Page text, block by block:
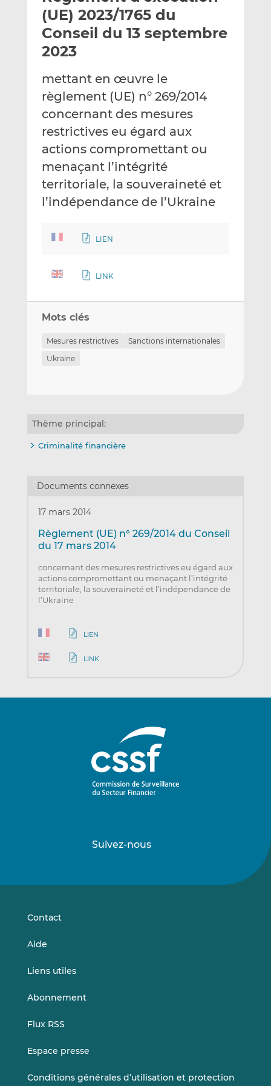
e
p
e
m
i
l
g
e
r
r
L
n
k
e
d
n
g
e
r
r
F
c
e
b
o
o
k
(UE) 2023/1765 du
Conseil du 13 septembre
2023
mettant en œuvre le
règlement (UE) n° 269/2014
concernant des mesures
restrictives eu égard aux
actions compromettant ou
menaçant l’intégrité
territoriale, la souveraineté et
l’indépendance de l’Ukraine
LIEN
LINK
Mots clés
Mesures restrictives
Sanctions internationales
Ukraine
Thème principal:
Criminalité financière
Documents connexes
17 mars 2014
Règlement (UE) n° 269/2014 du Conseil
du 17 mars 2014
concernant des mesures restrictives eu égard aux
actions compromettant ou menaçant l’intégrité
territoriale, la souveraineté et l’indépendance de
l’Ukraine
LIEN
LINK
Suivez-nous
sursur
Contact
Aide
Liens utiles
Abonnement
Flux RSS
Espace presse
Conditions générales d’utilisation et protection